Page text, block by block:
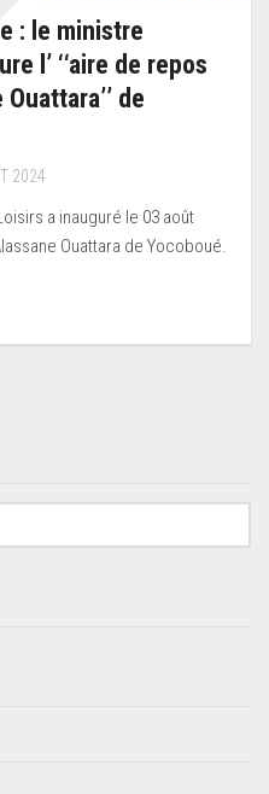
: le ministre
l’ ‘‘aire de repos
de
2024
a inauguré le 03 août
Ouattara de Yocoboué.